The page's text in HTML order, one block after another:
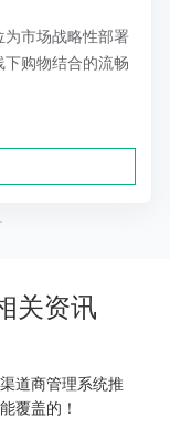
市场战略性部署
购物结合的流畅
关资讯
道商管理系统推
覆盖的！